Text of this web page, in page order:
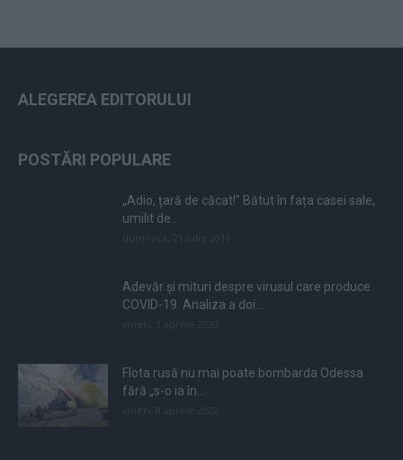
ALEGEREA EDITORULUI
POSTĂRI POPULARE
„Adio, țară de căcat!” Bătut în fața casei sale,
umilit de...
Adevăr și mituri despre virusul care produce
COVID-19. Analiza a doi...
Flota rusă nu mai poate bombarda Odessa
fără „s-o ia în...